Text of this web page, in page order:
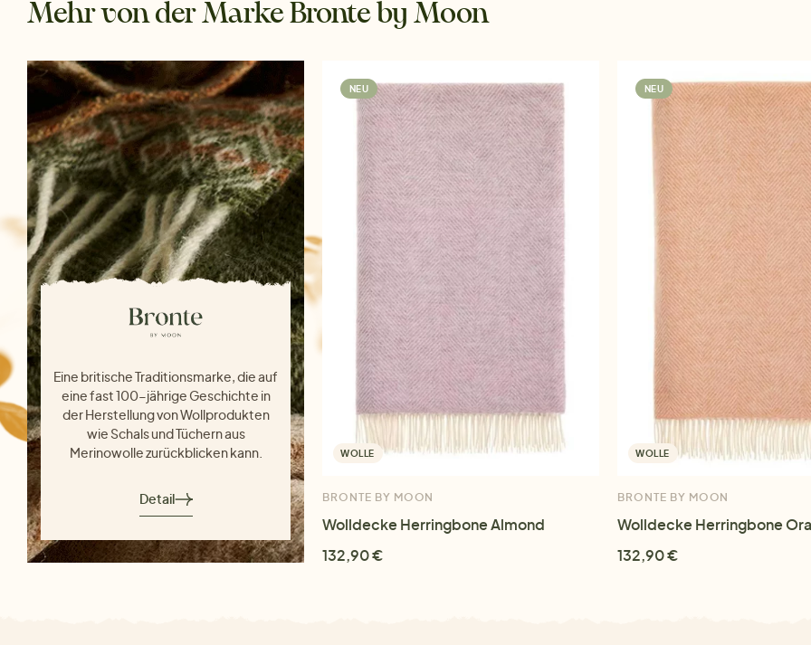
Mehr von der Marke Bronte by Moon
Eine britische Traditionsmarke, die auf
eine fast 100-jährige Geschichte in
der Herstellung von Wollprodukten
wie Schals und Tüchern aus
Merinowolle zurückblicken kann.
Detail
NEU
WOLLE
BRONTE BY MOON
Wolldecke Herringbone Almond
132,90 €
NEU
WOLLE
BRONTE BY MOON
Wolldecke Herringbone
132,90 €